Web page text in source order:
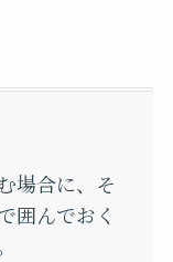
場合に、そ
囲んでおく